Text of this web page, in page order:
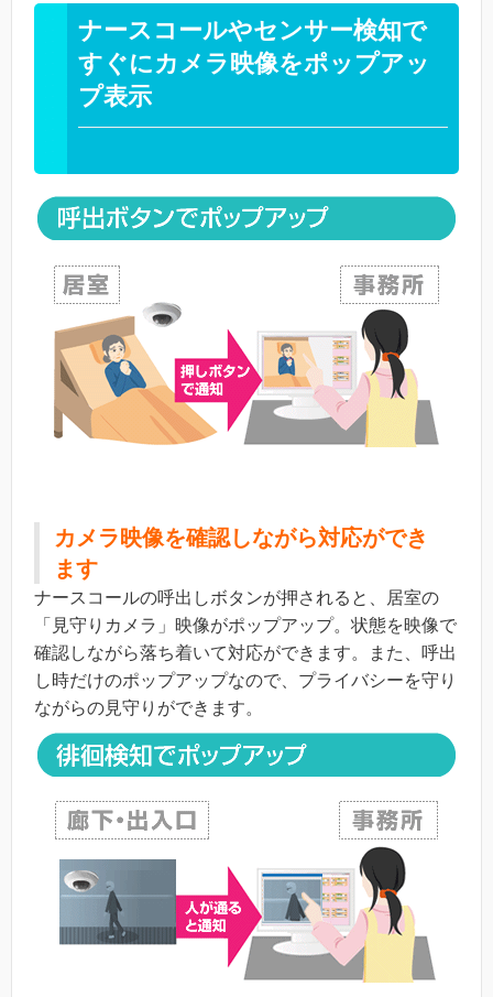
ナースコールやセンサー検知で
すぐにカメラ映像をポップアッ
プ表示
カメラ映像を確認しながら対応ができ
ます
ナースコールの呼出しボタンが押されると、居室の
「見守りカメラ」映像がポップアップ。状態を映像で
確認しながら落ち着いて対応ができます。また、呼出
し時だけのポップアップなので、プライバシーを守り
ながらの見守りができます。